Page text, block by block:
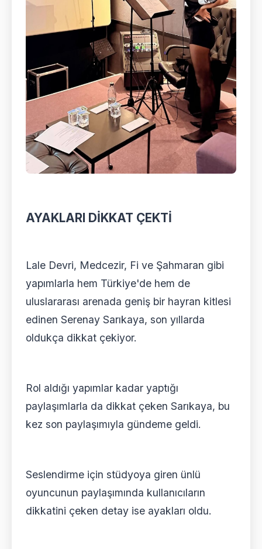
AYAKLARI DİKKAT ÇEKTİ
Lale Devri, Medcezir, Fi ve Şahmaran gibi
yapımlarla hem Türkiye'de hem de
uluslararası arenada geniş bir hayran kitlesi
edinen Serenay Sarıkaya, son yıllarda
oldukça dikkat çekiyor.
Rol aldığı yapımlar kadar yaptığı
paylaşımlarla da dikkat çeken Sarıkaya, bu
kez son paylaşımıyla gündeme geldi.
Seslendirme için stüdyoya giren ünlü
oyuncunun paylaşımında kullanıcıların
dikkatini çeken detay ise ayakları oldu.